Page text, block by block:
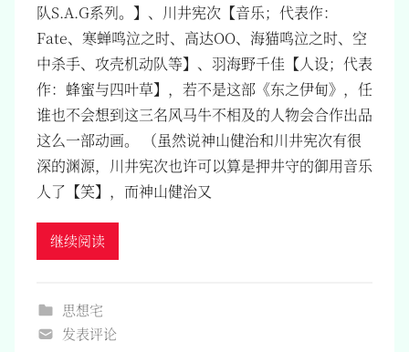
队S.A.G系列。】、川井宪次【音乐；代表作：
Fate、寒蝉鸣泣之时、高达OO、海猫鸣泣之时、空
中杀手、攻壳机动队等】、羽海野千佳【人设；代表
作：蜂蜜与四叶草】，若不是这部《东之伊甸》，任
谁也不会想到这三名风马牛不相及的人物会合作出品
这么一部动画。 （虽然说神山健治和川井宪次有很
深的渊源，川井宪次也许可以算是押井守的御用音乐
人了【笑】，而神山健治又
继续阅读
思想宅
发表评论